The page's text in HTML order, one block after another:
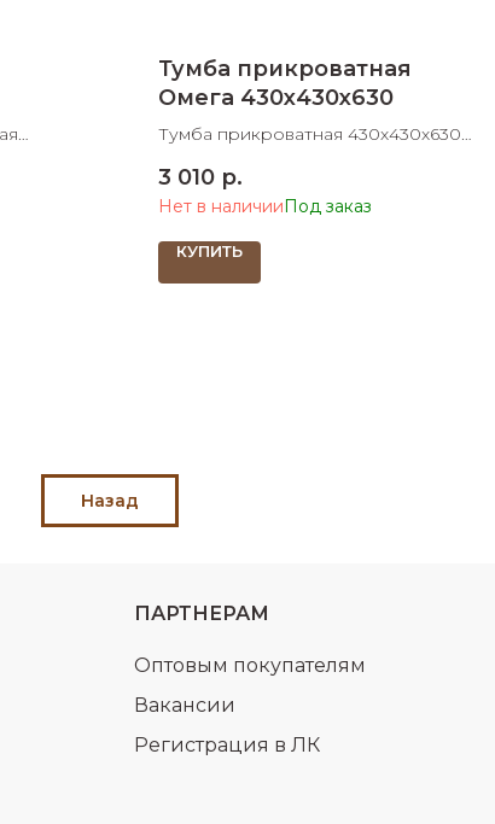
Тумба прикроватная
Омега 430х430х630
Тумба прикроватная 430х430х630
3 010 р.
Нет в наличии
КУПИТЬ
Назад
ПАРТНЕРАМ
Регистрация в ЛК
Оптовым покупателям
Вакансии